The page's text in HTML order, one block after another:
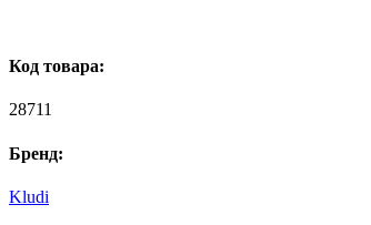
Код товара:
28711
Бренд:
Kludi